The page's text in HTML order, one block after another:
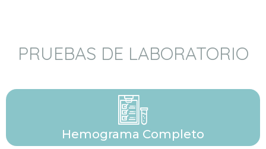
PRUEBAS DE LABORATORIO
Hemograma Completo